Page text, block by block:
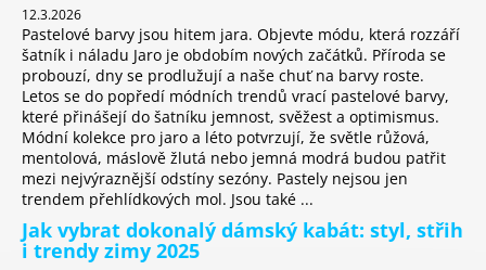
12.3.2026
Pastelové barvy jsou hitem jara. Objevte módu, která rozzáří
šatník i náladu Jaro je obdobím nových začátků. Příroda se
probouzí, dny se prodlužují a naše chuť na barvy roste.
Letos se do popředí módních trendů vrací pastelové barvy,
které přinášejí do šatníku jemnost, svěžest a optimismus.
Módní kolekce pro jaro a léto potvrzují, že světle růžová,
mentolová, máslově žlutá nebo jemná modrá budou patřit
mezi nejvýraznější odstíny sezóny. Pastely nejsou jen
trendem přehlídkových mol. Jsou také ...
Jak vybrat dokonalý dámský kabát: styl, střih
i trendy zimy 2025